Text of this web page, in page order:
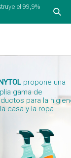
el 99,9%
propone una
gama de
para la
casa y la ropa.